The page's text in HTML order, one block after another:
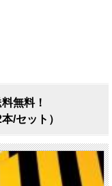
無料！
/セット）